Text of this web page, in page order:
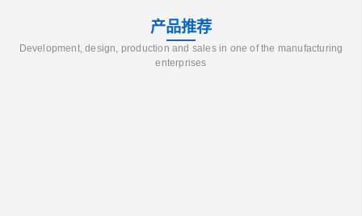
产品推荐
Development, design, production and sales in one of the manufacturing
enterprises